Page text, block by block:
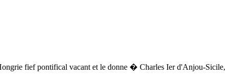
fief pontifical vacant et le donne � Charles Ier d'Anjou-Sicile,